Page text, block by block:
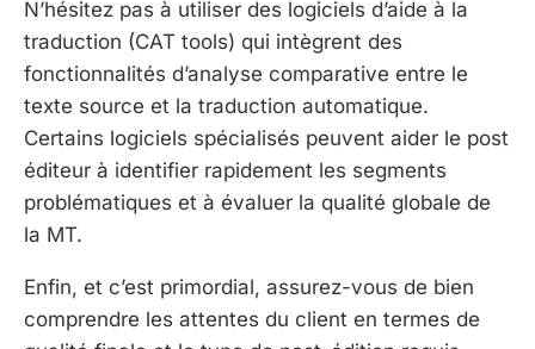
N’hésitez pas à utiliser des logiciels d’aide à la
traduction (CAT tools) qui intègrent des
fonctionnalités d’analyse comparative entre le
texte source et la traduction automatique.
Certains logiciels spécialisés peuvent aider le post
éditeur à identifier rapidement les segments
problématiques et à évaluer la qualité globale de
la MT.
Enfin, et c’est primordial, assurez-vous de bien
comprendre les attentes du client en termes de